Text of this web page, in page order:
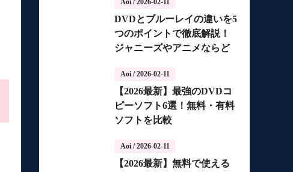
Aoi / 2026-02-11
DVDとブルーレイの違いを5
つのポイントで徹底解説！
ジャニーズやアニメならど
Aoi / 2026-02-11
【2026最新】最強のDVDコ
ピーソフト6選！無料・有料
ソフトを比較
Aoi / 2026-02-11
【2026最新】無料で使える